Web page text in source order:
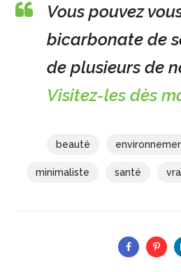
Vous pouvez
bicarbonate de
de plusieurs de
Visitez-les dès
beauté
minimaliste santé